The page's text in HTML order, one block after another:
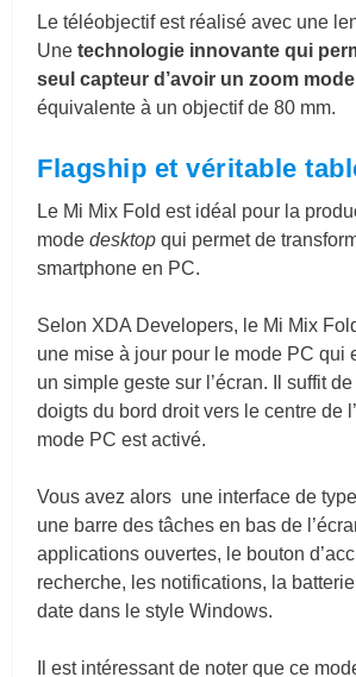
Le téléobjectif est réalisé avec une
Unetechnologie innovante qui
seul capteur d’avoir un zoom
équivalente à un objectif de 80 mm.
Flagship et véritable
Le Mi Mix Fold est idéal pour la
modedesktop qui permet de
smartphone en PC.
Selon XDA Developers, le Mi Mix
une mise à jour pour le mode PC qui
un simple geste sur l’écran. Il suffit
doigts du bord droit vers le centre de
mode PC est activé.
Vous avez alors une interface de
une barre des tâches en bas de
applications ouvertes, le bouton
recherche, les notifications, la
date dans le style Windows.
Il est intéressant de noter que ce